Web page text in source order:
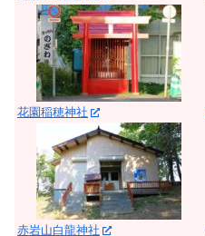
花園稲穂神社
赤岩山白龍神社